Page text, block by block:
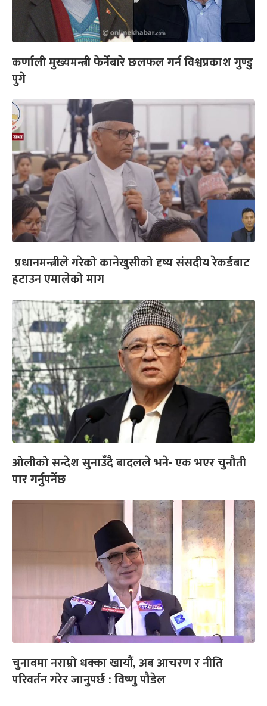
कर्णाली मुख्यमन्त्री फेर्नेबारे छलफल गर्न विश्वप्रकाश गुण्डु
पुगे
प्रधानमन्त्रीले गरेको कानेखुसीको दृष्य संसदीय रेकर्डबाट
हटाउन एमालेको माग
ओलीको सन्देश सुनाउँदै बादलले भने- एक भएर चुनौती
पार गर्नुपर्नेछ
चुनावमा नराम्रो धक्का खायौं, अब आचरण र नीति
परिवर्तन गरेर जानुपर्छ : विष्णु पौडेल